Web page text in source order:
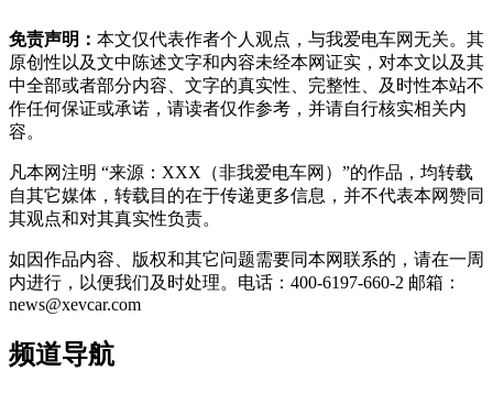
免责声明： 本文仅代表作者个人观点，与我爱电车网无关。其
原创性以及文中陈述文字和内容未经本网证实，对本文以及其
中全部或者部分内容、文字的真实性、完整性、及时性本站不
作任何保证或承诺，请读者仅作参考，并请自行核实相关内
容。
凡本网注明 “来源：XXX（非我爱电车网）”的作品，均转载
自其它媒体，转载目的在于传递更多信息，并不代表本网赞同
其观点和对其真实性负责。
如因作品内容、版权和其它问题需要同本网联系的，请在一周
内进行，以便我们及时处理。电话：400-6197-660-2 邮箱：
news@xevcar.com
频道导航